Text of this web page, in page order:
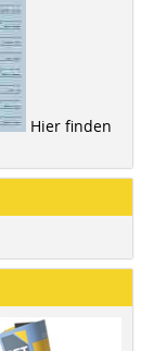
Hier finden